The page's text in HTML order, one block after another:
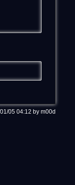
05 04:12 by m00d